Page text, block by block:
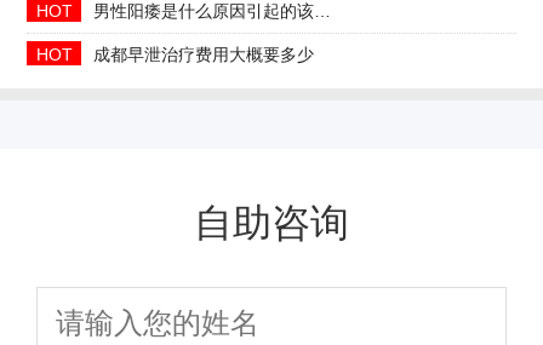
HOT 男性阳痿是什么原因引起的该如何治疗
HOT 成都早泄治疗费用大概要多少
自助咨询